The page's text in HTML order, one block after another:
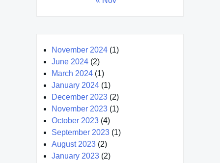
November 2024 (1)
June 2024 (2)
March 2024 (1)
January 2024 (1)
December 2023 (2)
November 2023 (1)
October 2023 (4)
September 2023 (1)
August 2023 (2)
January 2023 (2)